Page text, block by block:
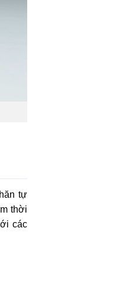
tự
thời
các